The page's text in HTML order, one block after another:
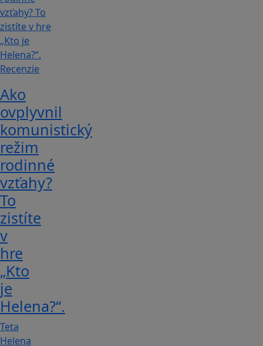
Recenzie
Ako
ovplyvnil
komunistický
režim
rodinné
vzťahy?
To
zistíte
v
hre
„Kto
je
Helena?“.
Teta
Helena